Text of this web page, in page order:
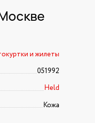
и жилеты
051992
Held
Кожа